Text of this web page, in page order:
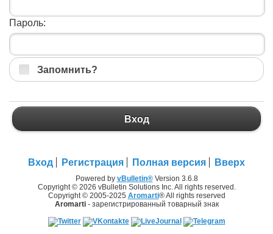
Пароль:
Запомнить?
Вход
Вход Регистрация Полная версия Вверх
Powered by vBulletin®Version 3.6.8
Copyright © 2026 vBulletin Solutions Inc. All rights reserved.
Copyright © 2005-2025 Aromarti® All rights reserved
Aromarti- зарегистрированный товарный знак